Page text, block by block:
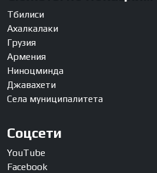
Тбилиси
Ахалкалаки
Грузия
Армения
Ниноцминда
Джавахети
Села муниципалитета
Соцсети
YouTube
Facebook